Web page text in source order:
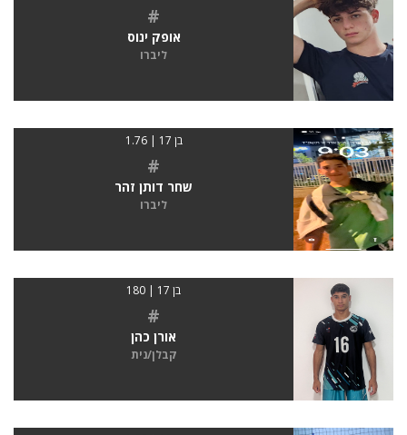
#
אופק ינוס
ליברו
בן 17 | 1.76
#
שחר דותן זהר
ליברו
בן 17 | 180
#
אורן כהן
קבלן/נית